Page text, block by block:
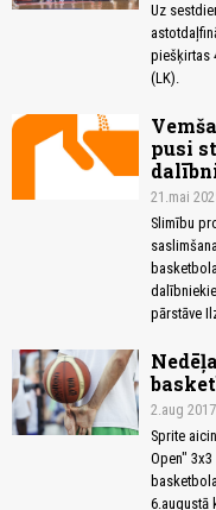
Uz
piešķirtas
(LK).
pusi
21.mai
Slimību
pārstāve
2.aug 2017
Sprite
Open"
6.augustā